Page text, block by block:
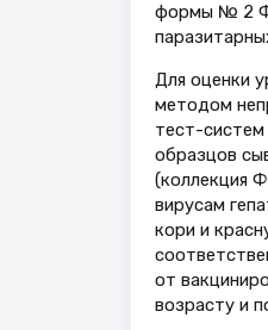
формы № 2
Для оценки
методом
тест-
образцов
(коллекция
вирусам
кори и
от
возрасту и